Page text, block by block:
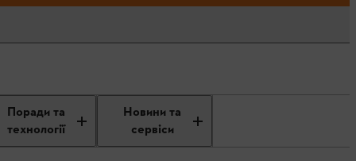
Поради та
технології
Новини та
сервіси